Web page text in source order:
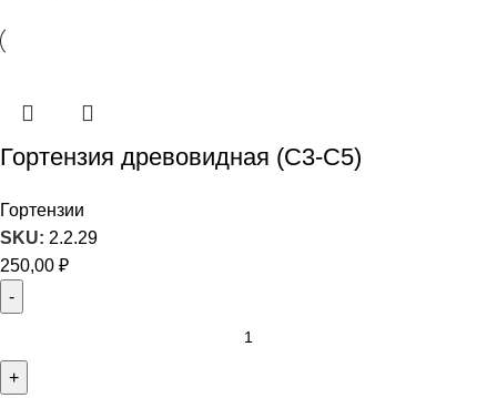
Гортензия древовидная (С3-С5)
Гортензии
SKU: 2.2.29
250,00 ₽